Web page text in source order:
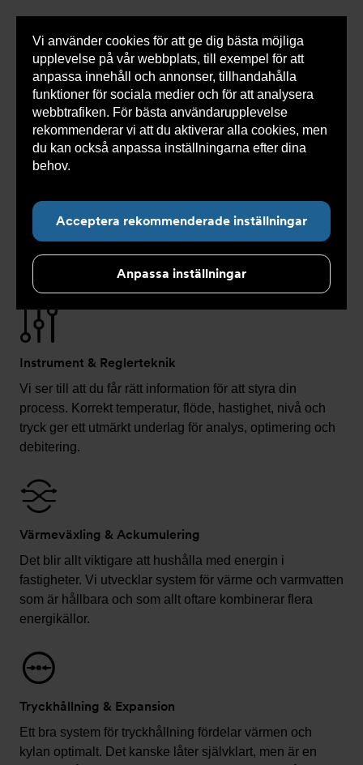
Vi använder cookies för att ge dig bästa möjliga
upplevelse på vår webbplats, till exempel för att
anpassa innehåll och annonser, tillhandahålla
funktioner för sociala medier och för att analysera
webbtrafiken. För bästa användarupplevelse
rekommenderar vi att du aktiverar alla cookies, men
du kan också anpassa inställningarna efter dina
behov.
Acceptera rekommenderade inställningar
Anpassa inställningar
0 varorSnabborder
Du
här:
Armatec > Koncept
Ventiler & Automation
En bra anläggning ska gå att styra tillförlitligt, dag ut och
dag in. Vi ger dig en modern installation som håller
utifrån medietyp, tryck, temperatur, normer och lagkrav.
Instrument & Reglerteknik
Vi ser till att du får rätt information för att styra din
process. Korrekt temperatur, flöde, hastighet, nivå och
tryck ger ett utmärkt underlag för analys, optimering och
debitering.
Värmeväxling & Ackumulering
Det blir allt viktigare att hushålla med energin i
fastigheter. Vi utvecklar system för värme och varmvatten
som är hållbara och som allt oftare kombinerar flera
energikällor.
Tryckhållning & Expansion
Ett bra system för tryckhållning fördelar värmen och
kylan optimalt. Det kanske låter självklart, men är en